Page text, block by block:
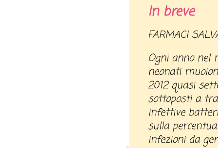
In breve
FARMACI
Ogni anno nel
neonati
2012 quasi
sottoposti a
infettive
sulla
infezioni da